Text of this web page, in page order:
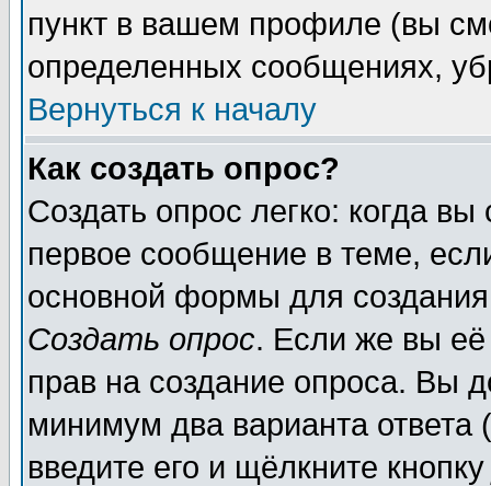
пункт в вашем профиле (вы
определенных сообщениях,
Вернуться к началу
Как создать опрос?
Создать опрос легко: когда
первое сообщение в теме,
основной формы для
Создать опрос. Если же вы её
прав на создание опроса. Вы
минимум два варианта ответа
введите его и щёлкните